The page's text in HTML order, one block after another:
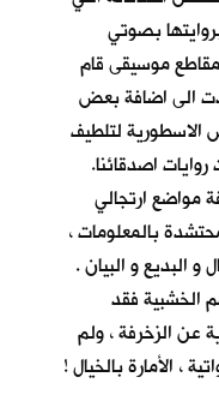
بصوتي
موسيقى قام
الى اضافة بعض
الاسطورية لتلطيف
روايات اصدقائنا.
مواضع ارتجالي
بالمعلومات ،
و البديع و البيان .
الخشبية فقد
عن الزخرفة ، ولم
، الأمارة بالخيال !